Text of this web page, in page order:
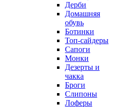
Дерби
Домашняя
обувь
Ботинки
Топ-сайдеры
Сапоги
Монки
Дезерты и
чакка
Броги
Слипоны
Лоферы